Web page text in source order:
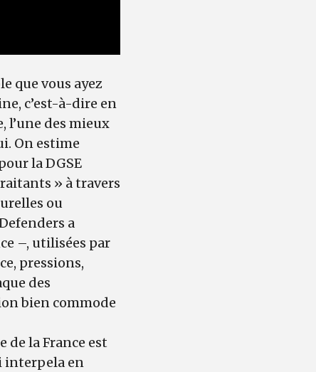
que vous ayez
c’est-à-dire en
l’une des mieux
On estime
la DGSE
» à travers
ou
a
–, utilisées par
pressions,
des
bien commode
de la France est
interpela en